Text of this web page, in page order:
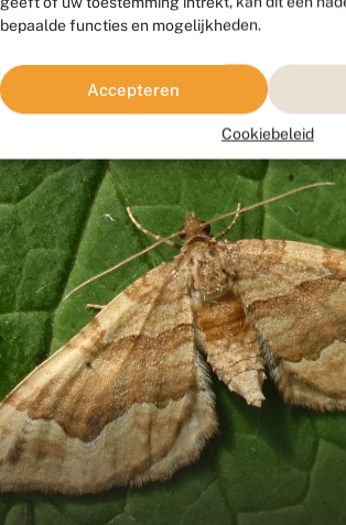
bepaalde functies en mogelijkheden.
Accepteren
Cookiebeleid
Fotograaf: Mary van Steeg, Gasselte,